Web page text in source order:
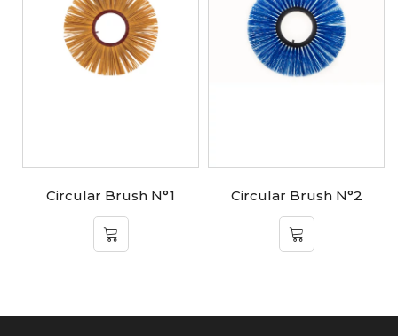
Circular Brush N°2
Circular Brush N°1